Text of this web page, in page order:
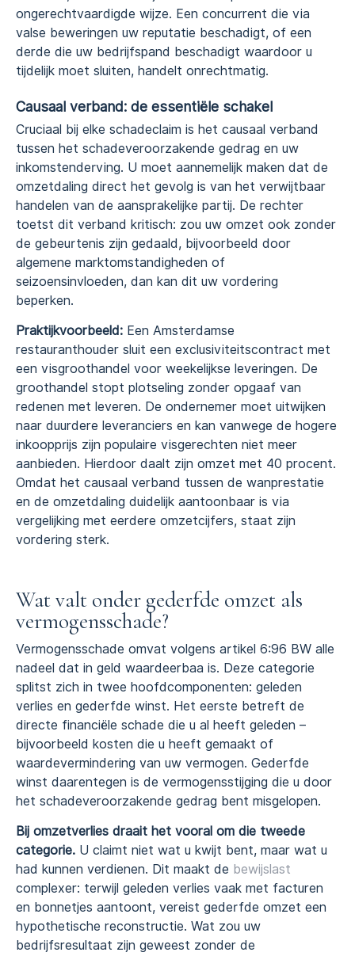
ongerechtvaardigde wijze. Een concurrent die via
valse beweringen uw reputatie beschadigt, of een
derde die uw bedrijfspand beschadigt waardoor u
tijdelijk moet sluiten, handelt onrechtmatig.
Causaal verband: de essentiële schakel
Cruciaal bij elke schadeclaim is het causaal verband
tussen het schadeveroorzakende gedrag en uw
inkomstenderving. U moet aannemelijk maken dat de
omzetdaling direct het gevolg is van het verwijtbaar
handelen van de aansprakelijke partij. De rechter
toetst dit verband kritisch: zou uw omzet ook zonder
de gebeurtenis zijn gedaald, bijvoorbeeld door
algemene marktomstandigheden of
seizoensinvloeden, dan kan dit uw vordering
beperken.
Praktijkvoorbeeld: Een Amsterdamse
restauranthouder sluit een exclusiviteitscontract met
een visgroothandel voor weekelijkse leveringen. De
groothandel stopt plotseling zonder opgaaf van
redenen met leveren. De ondernemer moet uitwijken
naar duurdere leveranciers en kan vanwege de hogere
inkoopprijs zijn populaire visgerechten niet meer
aanbieden. Hierdoor daalt zijn omzet met 40 procent.
Omdat het causaal verband tussen de wanprestatie
en de omzetdaling duidelijk aantoonbaar is via
vergelijking met eerdere omzetcijfers, staat zijn
vordering sterk.
Wat valt onder gederfde omzet als
vermogensschade?
Vermogensschade omvat volgens artikel 6:96 BW alle
nadeel dat in geld waardeerbaa is. Deze categorie
splitst zich in twee hoofdcomponenten: geleden
verlies en gederfde winst. Het eerste betreft de
directe financiële schade die u al heeft geleden –
bijvoorbeeld kosten die u heeft gemaakt of
waardevermindering van uw vermogen. Gederfde
winst daarentegen is de vermogensstijging die u door
het schadeveroorzakende gedrag bent misgelopen.
Bij omzetverlies draait het vooral om die tweede
categorie. U claimt niet wat u kwijt bent, maar wat u
had kunnen verdienen. Dit maakt de bewijslast
complexer: terwijl geleden verlies vaak met facturen
en bonnetjes aantoont, vereist gederfde omzet een
hypothetische reconstructie. Wat zou uw
bedrijfsresultaat zijn geweest zonder de